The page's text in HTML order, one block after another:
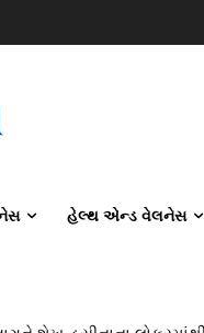
હેલ્થ એન્ડ વેલનેસ